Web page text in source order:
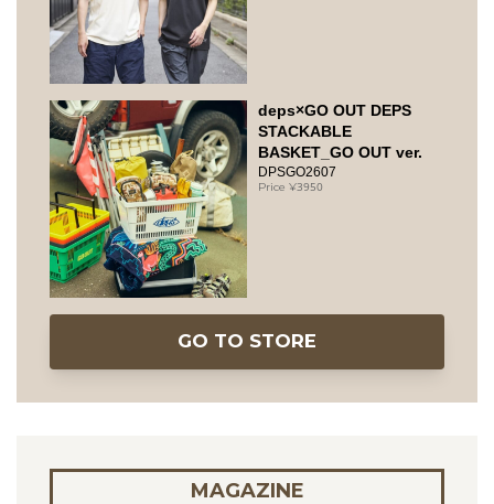
deps×GO OUT DEPS
STACKABLE
BASKET_GO OUT ver.
DPSGO2607
3950
GO TO STORE
MAGAZINE